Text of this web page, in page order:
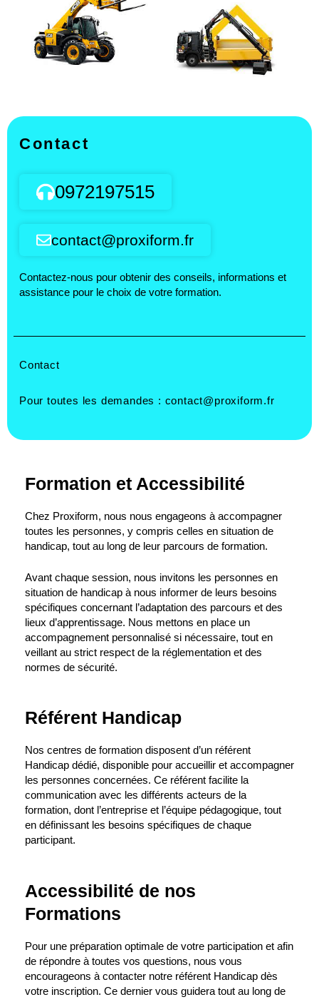
Contact
0972197515
contact@proxiform.fr
Contactez-nous pour obtenir des conseils, informations et
assistance pour le choix de votre formation.
Contact
Pour toutes les demandes : contact@proxiform.fr
Formation et Accessibilité
Chez Proxiform, nous nous engageons à accompagner
toutes les personnes, y compris celles en situation de
handicap, tout au long de leur parcours de formation.
Avant chaque session, nous invitons les personnes en
situation de handicap à nous informer de leurs besoins
spécifiques concernant l’adaptation des parcours et des
lieux d’apprentissage. Nous mettons en place un
accompagnement personnalisé si nécessaire, tout en
veillant au strict respect de la réglementation et des
normes de sécurité.
Référent Handicap
Nos centres de formation disposent d’un référent
Handicap dédié, disponible pour accueillir et accompagner
les personnes concernées. Ce référent facilite la
communication avec les différents acteurs de la
formation, dont l’entreprise et l’équipe pédagogique, tout
en définissant les besoins spécifiques de chaque
participant.
Accessibilité de nos
Formations
Pour une préparation optimale de votre participation et afin
de répondre à toutes vos questions, nous vous
encourageons à contacter notre référent Handicap dès
votre inscription. Ce dernier vous guidera tout au long de